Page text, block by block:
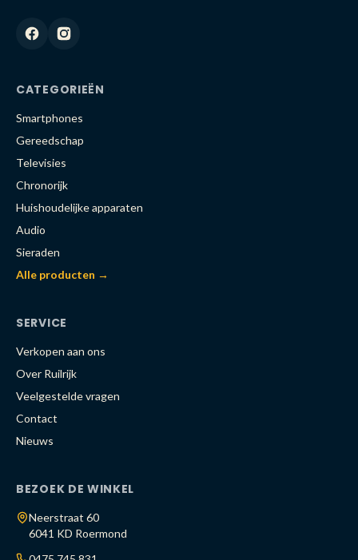
CATEGORIEËN
Smartphones
Gereedschap
Televisies
Chronorijk
Huishoudelijke apparaten
Audio
Sieraden
Alle producten →
SERVICE
Verkopen aan ons
Over Ruilrijk
Veelgestelde vragen
Contact
Nieuws
BEZOEK DE WINKEL
Neerstraat 60
6041 KD Roermond